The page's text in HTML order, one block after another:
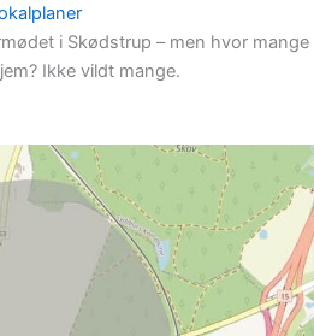
i Skødstrup – men hvor mange
Ikke vildt mange.